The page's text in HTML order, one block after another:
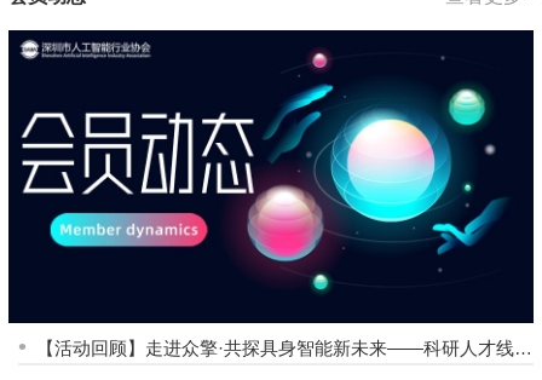
•
【活动回顾】走进众擎·共探具身智能新未来——科研人才线下